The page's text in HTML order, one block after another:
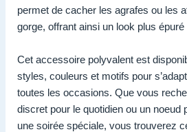
permet de cacher les agrafes ou les
gorge, offrant ainsi un look plus épuré
Cet accessoire polyvalent est
styles, couleurs et motifs pour
toutes les occasions. Que vous
discret pour le quotidien ou un noeud
une soirée spéciale, vous trouverez